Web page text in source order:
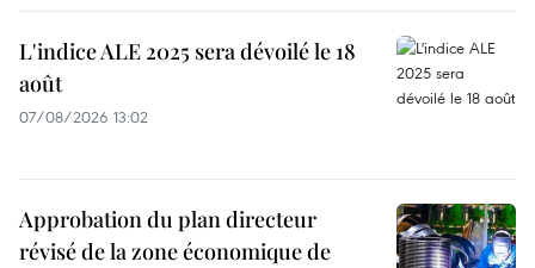
L'indice ALE 2025 sera dévoilé le 18
août
07/08/2026 13:02
Approbation du plan directeur
révisé de la zone économique de